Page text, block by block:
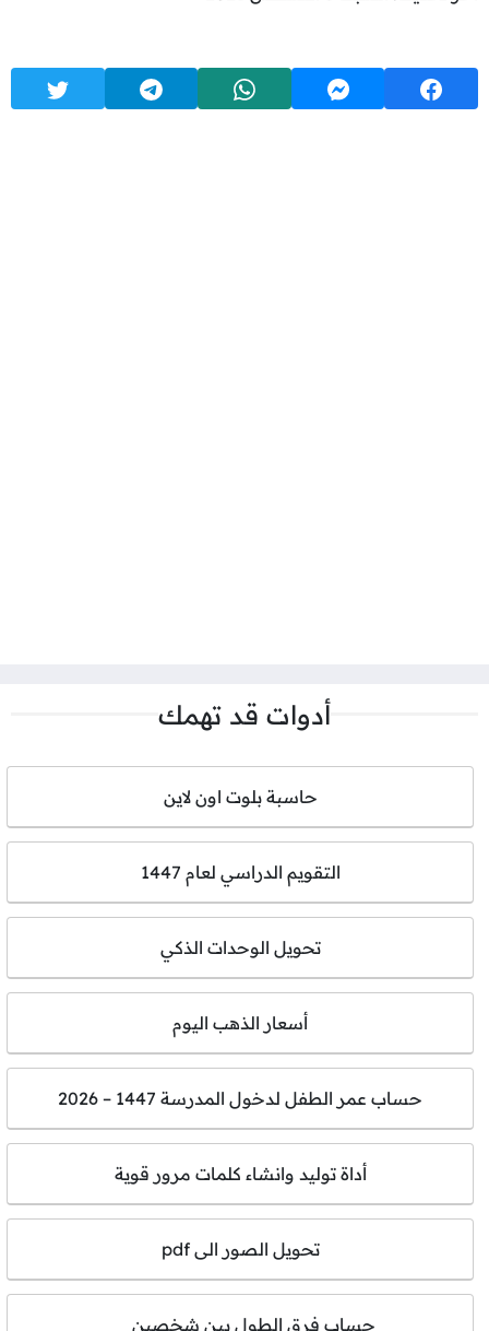
أدوات قد تهمك
حاسبة بلوت اون لاين
التقويم الدراسي لعام 1447
تحويل الوحدات الذكي
أسعار الذهب اليوم
حساب عمر الطفل لدخول المدرسة 1447 – 2026
أداة توليد وانشاء كلمات مرور قوية
تحويل الصور الى pdf
حساب فرق الطول بين شخصين